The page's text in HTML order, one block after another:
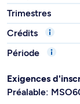
Trimestres
Crédits
Période
Exigences
Préalable: